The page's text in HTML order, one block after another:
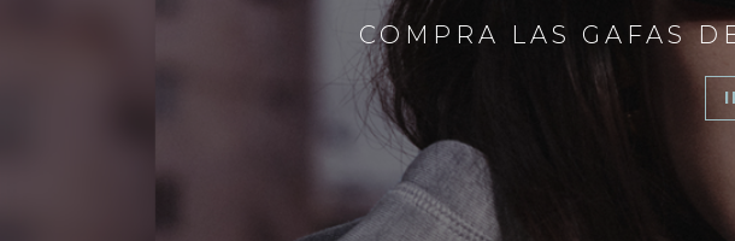
COMPRA LAS GAFAS